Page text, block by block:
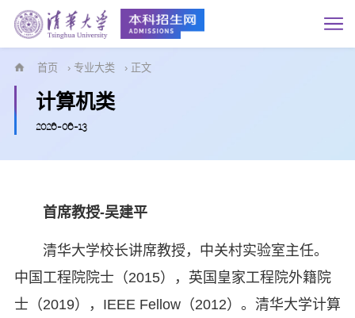
首页 › 专业大类 › 正文
计算机类
2026-06-13
首席教授-吴建平
清华大学校长讲席教授，中关村实验室主任。
中国工程院院士（2015），英国皇家工程院外籍院
士（2019），IEEE Fellow（2012）。清华大学计算